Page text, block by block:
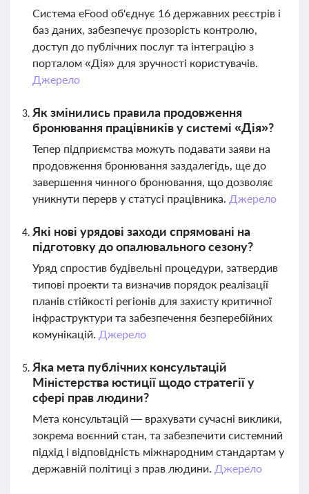
Система eFood об'єднує 16 державних реєстрів і
баз даних, забезпечує прозорість контролю,
доступ до публічних послуг та інтеграцію з
порталом «Дія» для зручності користувачів.
Джерело
Як змінились правила продовження
бронювання працівників у системі «Дія»?
Тепер підприємства можуть подавати заяви на
продовження бронювання заздалегідь, ще до
завершення чинного бронювання, що дозволяє
уникнути перерв у статусі працівника. Джерело
Які нові урядові заходи спрямовані на
підготовку до опалювального сезону?
Уряд спростив будівельні процедури, затвердив
типові проекти та визначив порядок реалізації
планів стійкості регіонів для захисту критичної
інфраструктури та забезпечення безперебійних
комунікацій. Джерело
Яка мета публічних консультацій
Міністерства юстиції щодо стратегії у
сфері прав людини?
Мета консультацій — врахувати сучасні виклики,
зокрема воєнний стан, та забезпечити системний
підхід і відповідність міжнародним стандартам у
державній політиці з прав людини. Джерело